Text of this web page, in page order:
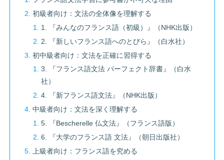
初級者向け：文法の全体像を理解する
1. 『みんなのフランス語（初級）』（NHK出版）
2. 『新しいフランス語へのとびら』（白水社）
初中級者向け：文法を正確に習得する
3. 『フランス語文法 パーフェクト辞書』（白水
社）
4. 『新フランス語文法』（NHK出版）
中級者向け：文法を深く理解する
5. 『Bescherelle 仏文法』（フランス語版）
6. 『大学のフランス語 文法』（朝日出版社）
上級者向け：フランス語を究める